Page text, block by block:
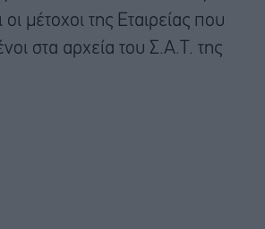
οι μέτοχοι της Εταιρείας που
στα αρχεία του Σ.Α.Τ. της